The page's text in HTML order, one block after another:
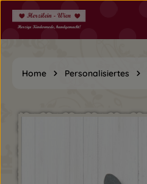
Zum Hauptinhalt springen
Home Personalisiertes
Bildergalerie überspringen